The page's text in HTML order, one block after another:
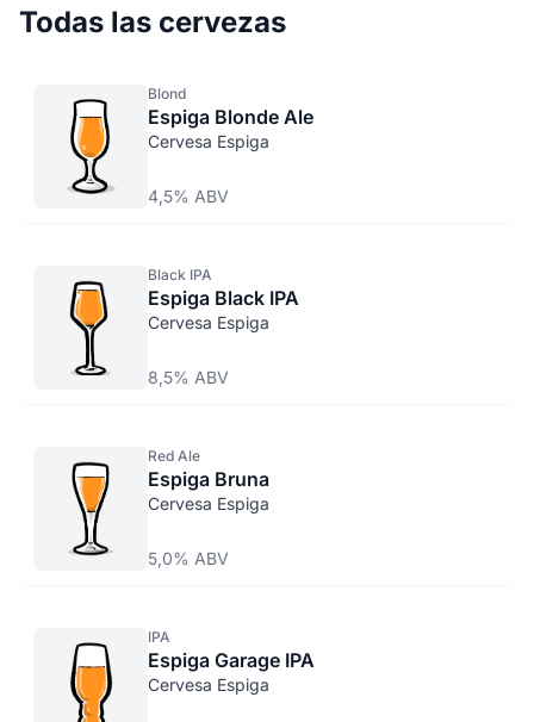
Todas las cervezas
Blond
Espiga Blonde Ale
Cervesa Espiga
4,5% ABV
Black IPA
Espiga Black IPA
Cervesa Espiga
8,5% ABV
Red Ale
Espiga Bruna
Cervesa Espiga
5,0% ABV
IPA
Espiga Garage IPA
Cervesa Espiga